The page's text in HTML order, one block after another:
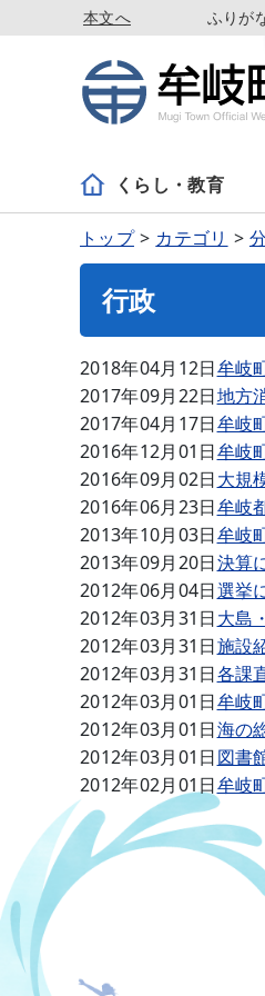
本文へ ふりが
くらし・教育
トップ カテゴリ
行政
2018年04月12日牟岐
2017年09月22日地方
2017年04月17日牟岐
2016年12月01日牟岐
2016年09月02日大規
2016年06月23日牟岐
2013年10月03日牟岐
2013年09月20日決算
2012年06月04日選挙
2012年03月31日大島
2012年03月31日施設
2012年03月31日各課
2012年03月01日牟岐
2012年03月01日海の
2012年03月01日図書
2012年02月01日牟岐